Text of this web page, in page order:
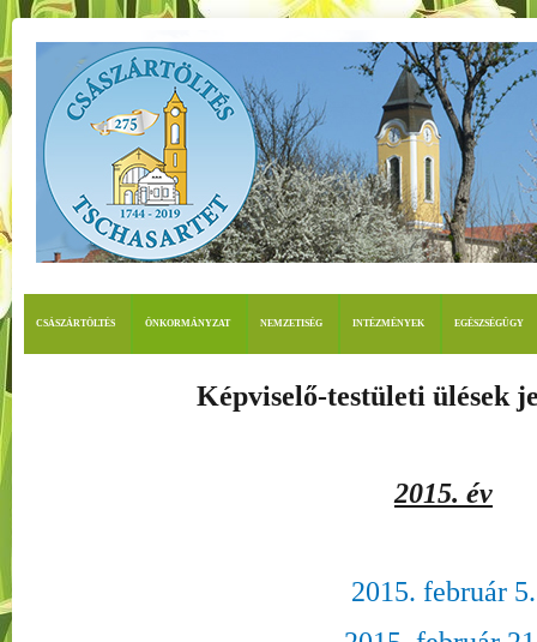
CSÁSZÁRTÖLTÉS ÖNKORMÁNYZAT NEMZETISÉG INTÉZMÉNYEK EGÉSZSÉGÜGY
Képviselő-testületi ülések
2015. év
2015. február 5.